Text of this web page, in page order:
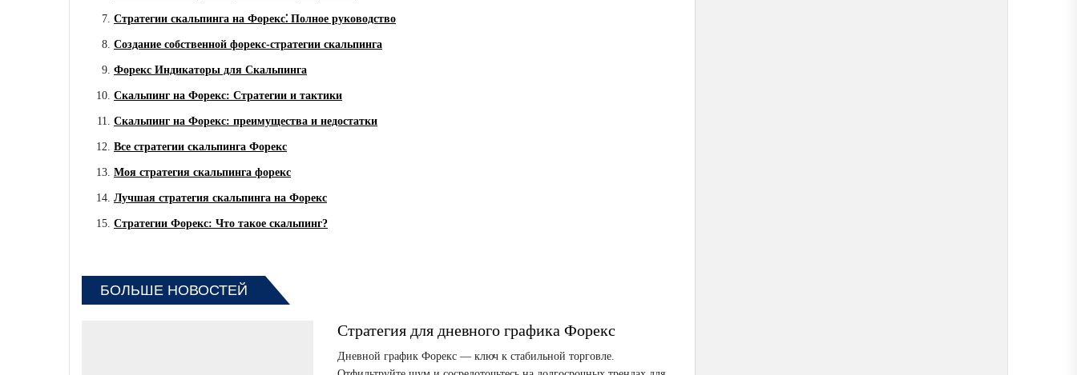
Стратегии скальпинга на Форекс⁚ Полное руководство
Создание собственной форекс-стратегии скальпинга
Форекс Индикаторы для Скальпинга
Скальпинг на Форекс: Стратегии и тактики
Скальпинг на Форекс: преимущества и недостатки
Все стратегии скальпинга Форекс
Моя стратегия скальпинга форекс
Лучшая стратегия скальпинга на Форекс
Стратегии Форекс: Что такое скальпинг?
БОЛЬШЕ НОВОСТЕЙ
Стратегия для дневного графика Форекс
Дневной график Форекс — ключ к стабильной торговле.